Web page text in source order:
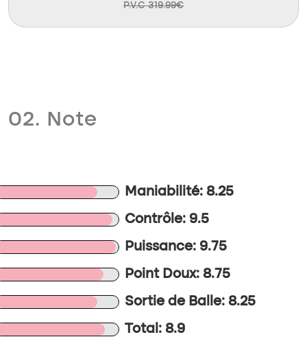
P.V.C 319.99€
02. Note
Maniabilité: 8.25
Contrôle: 9.5
Puissance: 9.75
Point Doux: 8.75
Sortie de Balle: 8.25
Total: 8.9